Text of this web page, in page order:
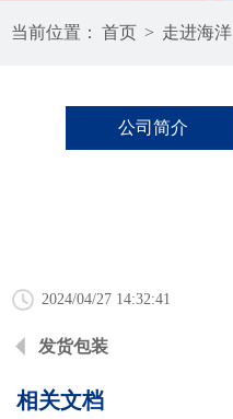
当前位置： 首页 > 走进海洋
公司简介
2024/04/27 14:32:41
发货包装
相关文档